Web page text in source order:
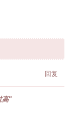
回复
”